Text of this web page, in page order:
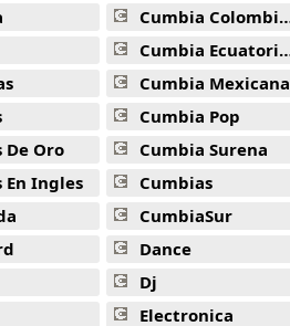
online
De Oro
En Ingles
Cumbia Colombiana
Cumbia Ecuatoriana
Cumbia Mexicana
Cumbia Pop
Cumbia Surena
Cumbias
CumbiaSur
Dance
Dj
Electronica